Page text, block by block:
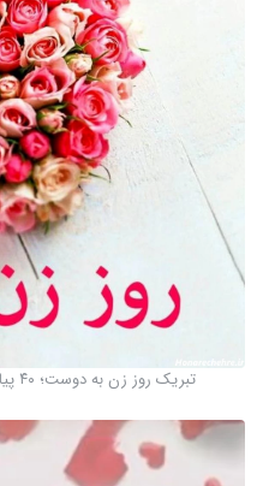
تبریک روز زن به دوست؛ ۴۰ پیام و اس ام اس روز زن برای رفیق